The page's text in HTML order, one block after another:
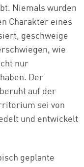
Niemals wurden
Charakter eines
geschweige
wie
nur
Der
auf der
sei von
und entwickelt
geplante